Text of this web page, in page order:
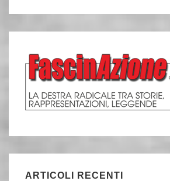
ARTICOLI RECENTI